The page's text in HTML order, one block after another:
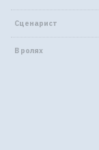
Сценарист
В ролях